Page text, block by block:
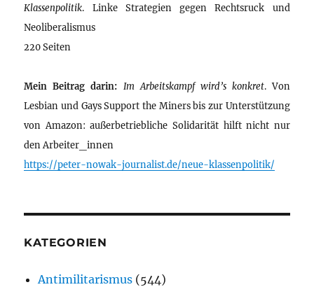
Klassenpolitik. Linke Strategien gegen Rechtsruck und
Neoliberalismus
220 Seiten
Mein Beitrag darin: Im Arbeitskampf wird’s konkret. Von
Lesbian und Gays Support the Miners bis zur Unterstützung
von Amazon: außerbetriebliche Solidarität hilft nicht nur
den Arbeiter_innen
https://peter-nowak-journalist.de/neue-klassenpolitik/
KATEGORIEN
Antimilitarismus (544)